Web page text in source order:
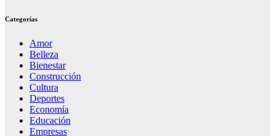
Categorías
Amor
Belleza
Bienestar
Construcción
Cultura
Deportes
Economía
Educación
Empresas